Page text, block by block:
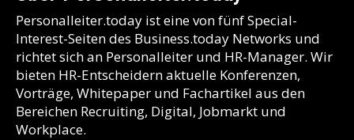
Personalleiter.today ist eine von fünf Special-
Interest-Seiten des Business.today Networks und
richtet sich an Personalleiter und HR-Manager. Wir
bieten HR-Entscheidern aktuelle Konferenzen,
Vorträge, Whitepaper und Fachartikel aus den
Bereichen Recruiting, Digital, Jobmarkt und
Workplace.